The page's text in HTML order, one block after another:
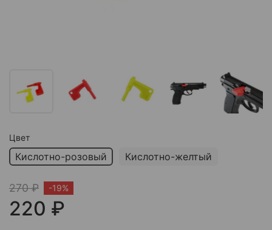
Цвет
Кислотно-розовый Кислотно-желтый
270 ₽
220 ₽
-19%